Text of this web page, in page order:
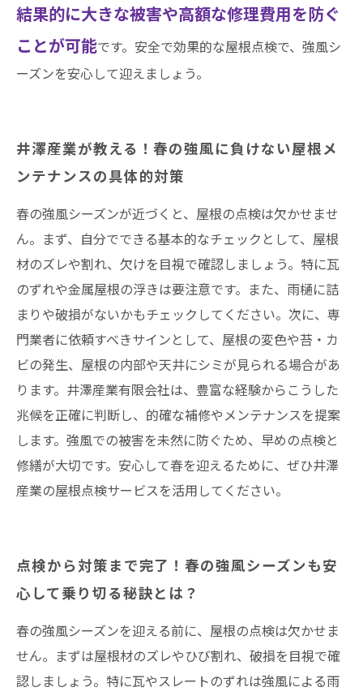
結果的に大きな被害や高額な修理費用を防ぐ
ことが可能です。安全で効果的な屋根点検で、強風シ
ーズンを安心して迎えましょう。
井澤産業が教える！春の強風に負けない屋根メ
ンテナンスの具体的対策
春の強風シーズンが近づくと、屋根の点検は欠かせませ
ん。まず、自分でできる基本的なチェックとして、屋根
材のズレや割れ、欠けを目視で確認しましょう。特に瓦
のずれや金属屋根の浮きは要注意です。また、雨樋に詰
まりや破損がないかもチェックしてください。次に、専
門業者に依頼すべきサインとして、屋根の変色や苔・カ
ビの発生、屋根の内部や天井にシミが見られる場合があ
ります。井澤産業有限会社は、豊富な経験からこうした
兆候を正確に判断し、的確な補修やメンテナンスを提案
します。強風での被害を未然に防ぐため、早めの点検と
修繕が大切です。安心して春を迎えるために、ぜひ井澤
産業の屋根点検サービスを活用してください。
点検から対策まで完了！春の強風シーズンも安
心して乗り切る秘訣とは？
春の強風シーズンを迎える前に、屋根の点検は欠かせま
せん。まずは屋根材のズレやひび割れ、破損を目視で確
認しましょう。特に瓦やスレートのずれは強風による雨